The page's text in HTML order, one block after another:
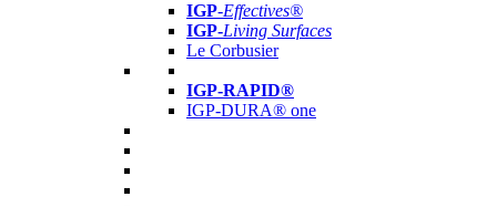
IGP-Effectives®
IGP-Living Surfaces
Le Corbusier
IGP-RAPID®
IGP-DURA® one